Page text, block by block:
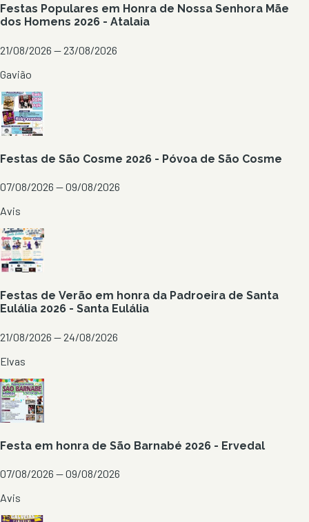
Festas Populares em Honra de Nossa Senhora Mãe
dos Homens 2026 - Atalaia
21/08/2026 — 23/08/2026
Gavião
Festas de São Cosme 2026 - Póvoa de São Cosme
07/08/2026 — 09/08/2026
Avis
Festas de Verão em honra da Padroeira de Santa
Eulália 2026 - Santa Eulália
21/08/2026 — 24/08/2026
Elvas
Festa em honra de São Barnabé 2026 - Ervedal
07/08/2026 — 09/08/2026
Avis